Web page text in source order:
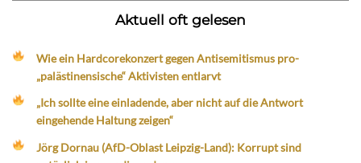
Aktuell oft gelesen
Wie ein Hardcorekonzert gegen Antisemitismus pro-
„palästinensische“ Aktivisten entlarvt
„Ich sollte eine einladende, aber nicht auf die Antwort
eingehende Haltung zeigen“
Jörg Dornau (AfD-Oblast Leipzig-Land): Korrupt sind